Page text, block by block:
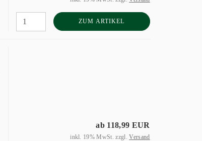
ZUM ARTIKEL
ab 118,99 EUR
inkl. 19% MwSt. zzgl.Versand